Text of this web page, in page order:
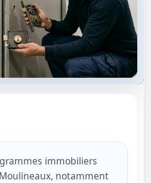
immobiliers
notamment